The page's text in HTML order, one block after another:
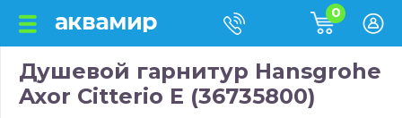
0
Душевой гарнитур Hansgrohe
Axor Citterio E (36735800)